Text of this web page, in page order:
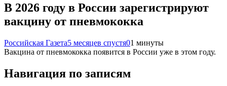
В 2026 году в России зарегистрируют
вакцину от пневмококка
Российская Газета5 месяцев спустя01 минуты
Вакцина от пневмококка появится в России уже в этом году.
Навигация по записям